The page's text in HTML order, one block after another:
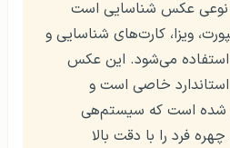
عکس شناسایی است
ویزا، کارت‌های شناسایی و
استفاده می‌شود. این عکس
استاندارد خاصی است و
شده است که سیستم‌هی
فرد را با دقت بالا